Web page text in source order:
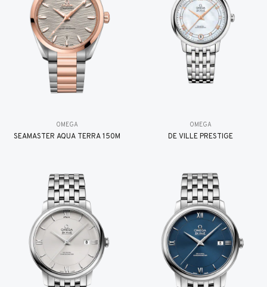
OMEGA
SEAMASTER AQUA TERRA 150M
OMEGA
DE VILLE PRESTIGE